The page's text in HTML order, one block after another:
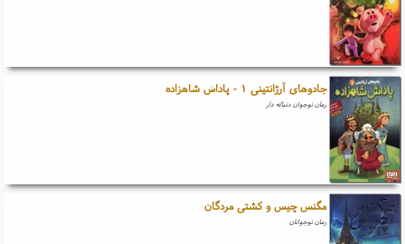
جادوهای آرژانتینی ۱ - پاداش شاهزاده
رمان نوجوان دنباله دار
مگنس چیس و کشتی مردگان
رمان نوجوانان